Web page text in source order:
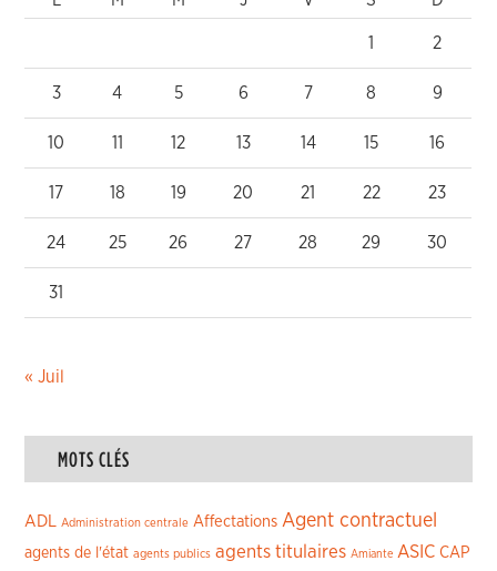
1 2
3 4 5 6 7 8 9
10 11 12 13 14 15 16
17 18 19 20 21 22 23
24 25 26 27 28 29 30
31
« Juil
MOTS CLÉS
ADL Administration centrale Affectations Agent contractuel
agents de l'état agents publics agents titulaires Amiante ASIC CAP